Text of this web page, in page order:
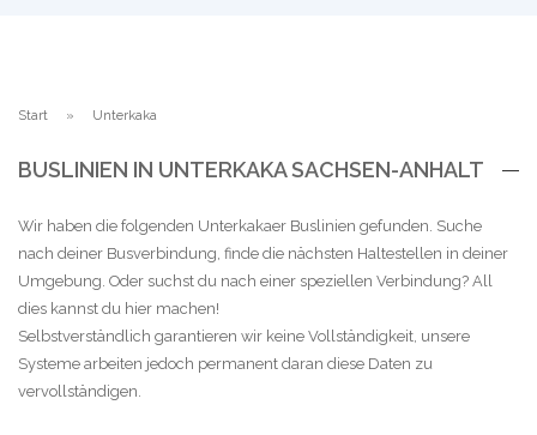
Start Unterkaka
BUSLINIEN IN UNTERKAKA SACHSEN-ANHALT
Wir haben die folgenden Unterkakaer Buslinien gefunden. Suche
nach deiner Busverbindung, finde die nächsten Haltestellen in deiner
Umgebung. Oder suchst du nach einer speziellen Verbindung? All
dies kannst du hier machen!
Selbstverständlich garantieren wir keine Vollständigkeit, unsere
Systeme arbeiten jedoch permanent daran diese Daten zu
vervollständigen.